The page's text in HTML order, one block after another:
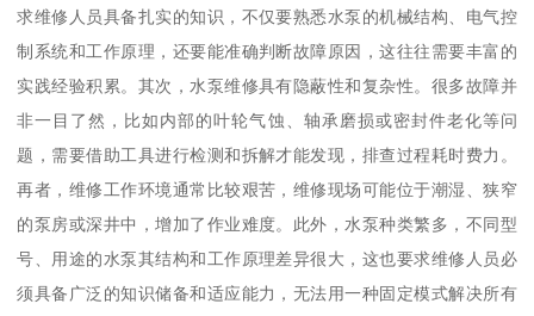
求维修人员具备扎实的知识，不仅要熟悉水泵的机械结构、电气控
制系统和工作原理，还要能准确判断故障原因，这往往需要丰富的
实践经验积累。其次，水泵维修具有隐蔽性和复杂性。很多故障并
非一目了然，比如内部的叶轮气蚀、轴承磨损或密封件老化等问
题，需要借助工具进行检测和拆解才能发现，排查过程耗时费力。
再者，维修工作环境通常比较艰苦，维修现场可能位于潮湿、狭窄
的泵房或深井中，增加了作业难度。此外，水泵种类繁多，不同型
号、用途的水泵其结构和工作原理差异很大，这也要求维修人员必
须具备广泛的知识储备和适应能力，无法用一种固定模式解决所有